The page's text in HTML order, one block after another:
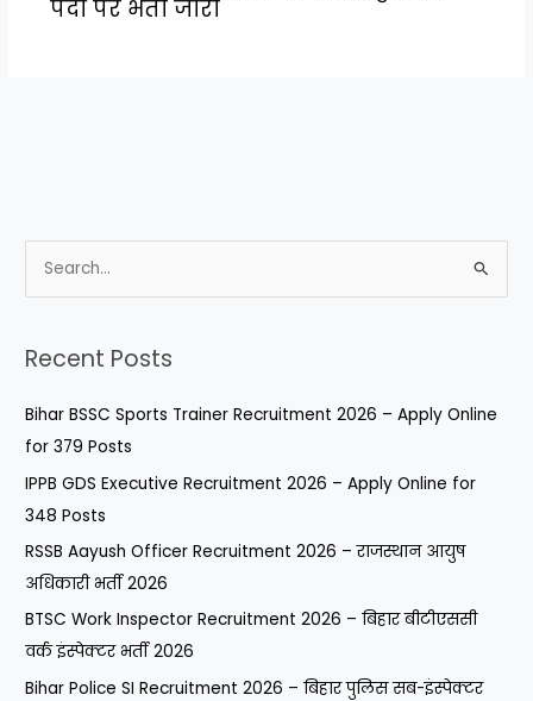
पदों पर भर्ती जारी
e
r
o
r
:
Recent Posts
Bihar BSSC Sports Trainer Recruitment 2026 – Apply Online
for 379 Posts
IPPB GDS Executive Recruitment 2026 – Apply Online for
348 Posts
RSSB Aayush Officer Recruitment 2026 – राजस्थान आयुष
अधिकारी भर्ती 2026
BTSC Work Inspector Recruitment 2026 – बिहार बीटीएससी
वर्क इंस्पेक्टर भर्ती 2026
Bihar Police SI Recruitment 2026 – बिहार पुलिस सब-इंस्पेक्टर